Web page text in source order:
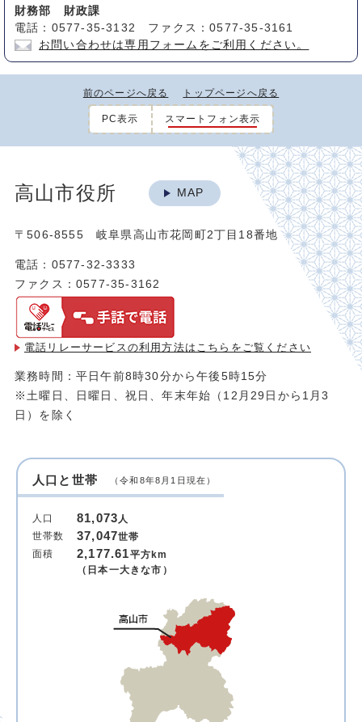
財務部 財政課
電話：0577-35-3132 ファクス：0577-35-3161
お問い合わせは専用フォームをご利用ください。
前のページへ戻る トップページへ戻る
PC表示 スマートフォン表示
高山市役所 MAP
〒506-8555 岐阜県高山市花岡町2丁目18番地
電話：0577-32-3333
ファクス：0577-35-3162
電話リレーサービスの利用方法は こちらをご覧ください
業務時間：平日午前8時30分から午後5時15分
※土曜日、日曜日、祝日、年末年始（12月29日から1月3
日）を除く
人口と世帯 （令和8年8月1日現在）
人口 81,073人
世帯数
37,047世帯
面積
2,177.61平方km
（日本一大きな市）